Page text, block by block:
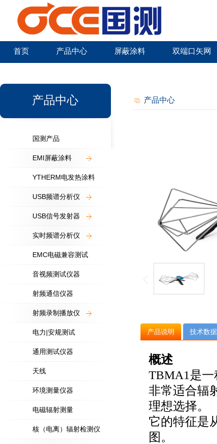
首页 产品中心 屏蔽涂料 双端口矢网
产品中心
国测产品
EMI屏蔽涂料
YTHERM电发热涂料
USB频谱分析仪
USB信号发射器
实时频谱分析仪
EMC电磁兼容测试
音视频测试仪器
射频通信仪器
射频录制播放仪
电力|安规测试
通用测试仪器
天线
环境测量仪器
电磁辐射测量
核（电离）辐射检测仪
产品中心
产品说明 技术数据
概述
TBMA1 是
非常适合辐
理想选择。
它的特征是
图。